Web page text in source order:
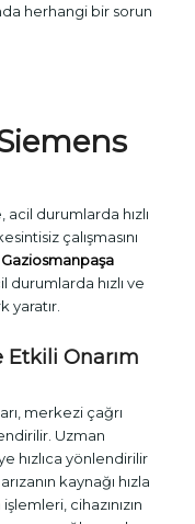
herhangi bir sorun
durumlarda hızlı
çalışmasını
Gaziosmanpaşa
hızlı ve
yaratır.
Onarım
merkezi çağrı
Uzman
hızlıca yönlendirilir
kaynağı hızla
cihazınızın